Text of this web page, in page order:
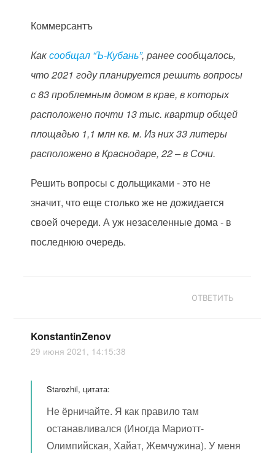
Коммерсантъ
Каксообщал “Ъ-Кубань”, ранее сообщалось,
что 2021 году планируется решить вопросы
с 83 проблемным домом в крае, в которых
расположено почти 13 тыс. квартир общей
площадью 1,1 млн кв. м. Из них 33 литеры
расположено в Краснодаре, 22 – в Сочи.
Решить вопросы с дольщиками - это не
значит, что еще столько же не дожидается
своей очереди. А уж незаселенные дома - в
последнюю очередь.
ОТВЕТИТЬ
KonstantinZenov
29 июня 2021, 14:15:38
Starozhil, цитата:
Не ёрничайте. Я как правило там
останавливался (Иногда Мариотт-
Олимпийская, Хайат, Жемчужина). У меня